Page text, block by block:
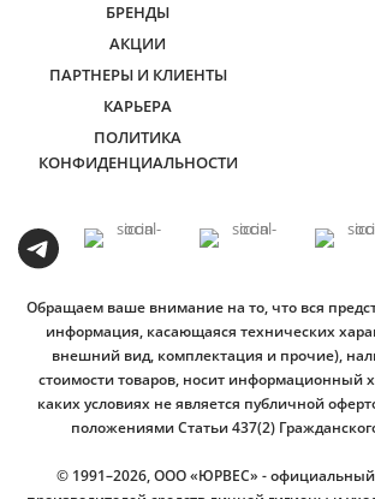
БРЕНДЫ
АКЦИИ
ПАРТНЕРЫ И КЛИЕНТЫ
КАРЬЕРА
ПОЛИТИКА
КОНФИДЕНЦИАЛЬНОСТИ
Обращаем ваше внимание на то, что вся
информация, касающаяся технических
внешний вид, комплектация и прочие),
стоимости товаров, носит информационный
каких условиях не является публичной
положениями Статьи 437(2)
© 1991–2026, ООО «ЮРВЕС» - официальный